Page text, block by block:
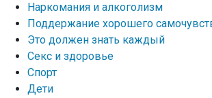
Наркомания и алкоголизм
Поддержание хорошего
Это должен знать каждый
Секс и здоровье
Спорт
Дети